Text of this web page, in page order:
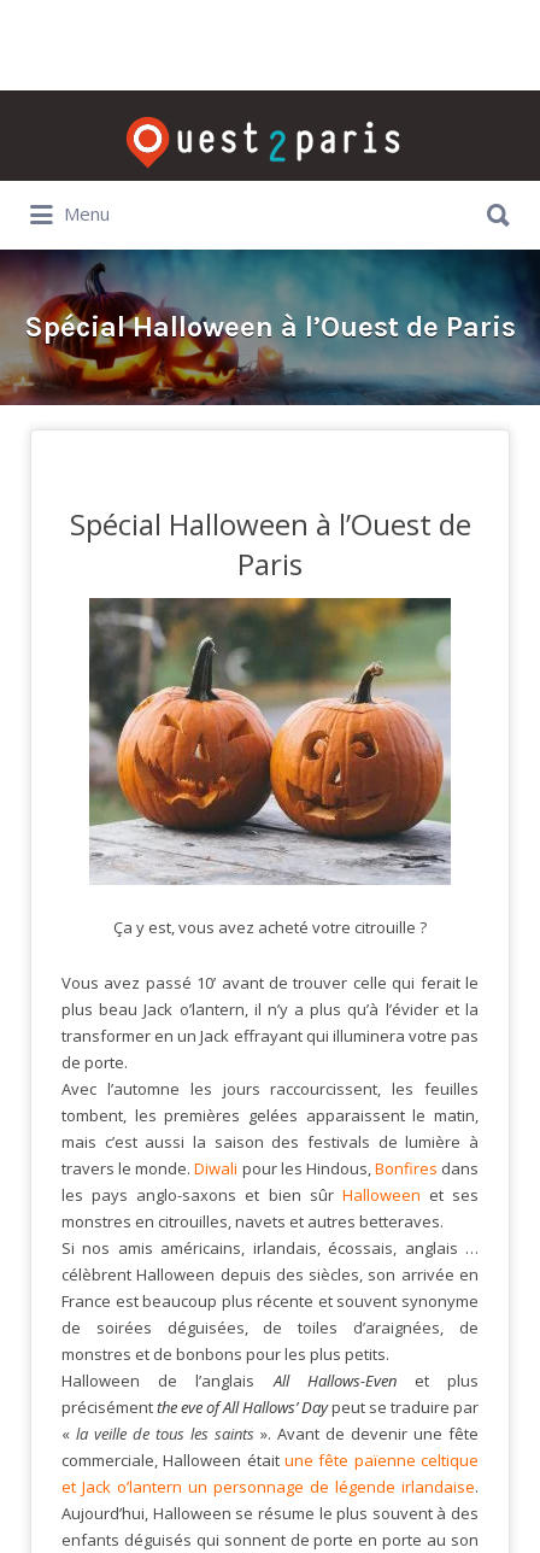
Rechercher:
Menu
Spécial Halloween à l’Ouest de Paris
Spécial Halloween à l’Ouest de
Paris
Ça y est, vous avez acheté votre citrouille ?
Vous avez passé 10’ avant de trouver celle qui ferait le
plus beau Jack o’lantern, il n’y a plus qu’à l’évider et la
transformer en un Jack effrayant qui illuminera votre pas
de porte.
Avec l’automne les jours raccourcissent, les feuilles
tombent, les premières gelées apparaissent le matin,
mais c’est aussi la saison des festivals de lumière à
travers le monde.Diwali pour les Hindous, Bonfires dans
les pays anglo-saxons et bien sûr Halloween et ses
monstres en citrouilles, navets et autres betteraves.
Si nos amis américains, irlandais, écossais, anglais …
célèbrent Halloween depuis des siècles, son arrivée en
France est beaucoup plus récente et souvent synonyme
de soirées déguisées, de toiles d’araignées, de
monstres et de bonbons pour les plus petits.
Halloween de l’anglais
All Hallows-Evenet plus
précisémentthe eve of All Hallows’ Daypeut se traduire par
« la veille de tous les saints ». Avant de devenir une fête
commerciale, Halloween était une fête païenne celtique
et Jack o’lantern un personnage de légende irlandaise.
Aujourd’hui, Halloween se résume le plus souvent à des
enfants déguisés qui sonnent de porte en porte au son